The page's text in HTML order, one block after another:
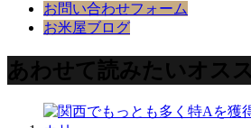
お問い合わせフォーム
お米屋ブログ
あわせて読みたいオス